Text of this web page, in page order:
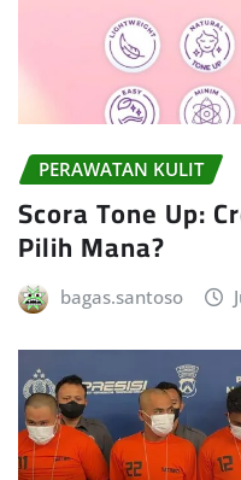
PERAWATAN KULIT
Scora Tone Up:
Pilih Mana?
bagas.santoso